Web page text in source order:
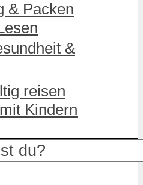
& Packen
&
reisen
Kindern